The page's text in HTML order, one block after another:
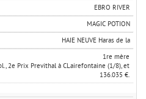
EBRO RIVER
MAGIC POTION
HAIE NEUVE Haras de la
1re mère
2e Prix Previthal à CLairefontaine (1/8), et
136.035 €.